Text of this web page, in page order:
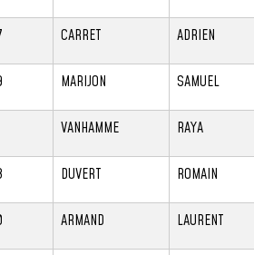
CARRET ADRIEN
MARIJON SAMUEL
VANHAMME RAYA
DUVERT ROMAIN
ARMAND LAURENT